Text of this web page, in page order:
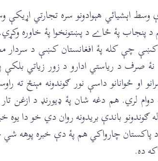
اېشيائي هېوادونو سره تجارتي
پۀ ځاے د پښتونخوا پۀ خاوره وکړي.
چې کله پۀ افغانستان کښې د
صرف د رياستي ادارو د زور زياتي
ځوانانو داسې نور ګوندونه مېنځ ته
لري. هم دغه شان پۀ ډيورنډ د ازغن
باندې بريدونه روان دي خو دا يوه
چارواکي هم پۀ دې خبره پوهه شي
ده.